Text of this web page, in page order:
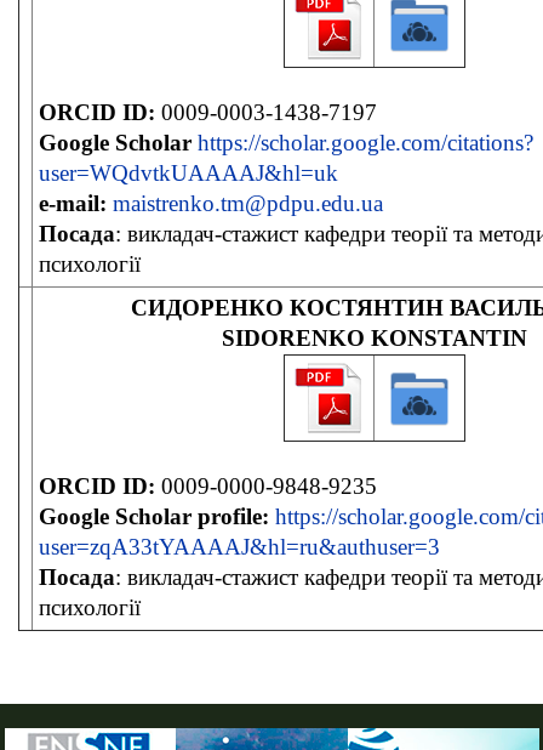
ORCID ID: 0009-0003-1438-7197
Google Scholar https://scholar.google.com/citations?
user=WQdvtkUAAAAJ&hl=uk
e-mail: maistrenko.tm@pdpu.edu.ua
Посада: викладач-стажист кафедри теорії та
психології
СИДОРЕНКО КОСТЯНТИН
SIDORENKO KONSTANTIN
ORCID ID: 0009-0000-9848-9235
Google Scholar profile: https://scholar.google.com/
user=zqA33tYAAAAJ&hl=ru&authuser=3
Посада: викладач-стажист кафедри теорії та
психології